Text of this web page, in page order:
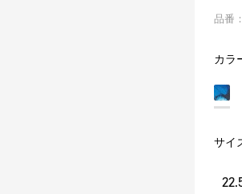
品番
カラ
サイ